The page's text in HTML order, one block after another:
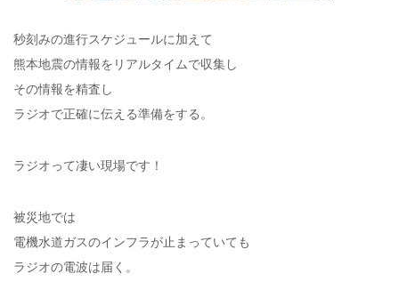
秒刻みの進行スケジュールに加えて
熊本地震の情報をリアルタイムで収集し
その情報を精査し
ラジオで正確に伝える準備をする。
ラジオって凄い現場です！
被災地では
電機水道ガスのインフラが止まっていても
ラジオの電波は届く。